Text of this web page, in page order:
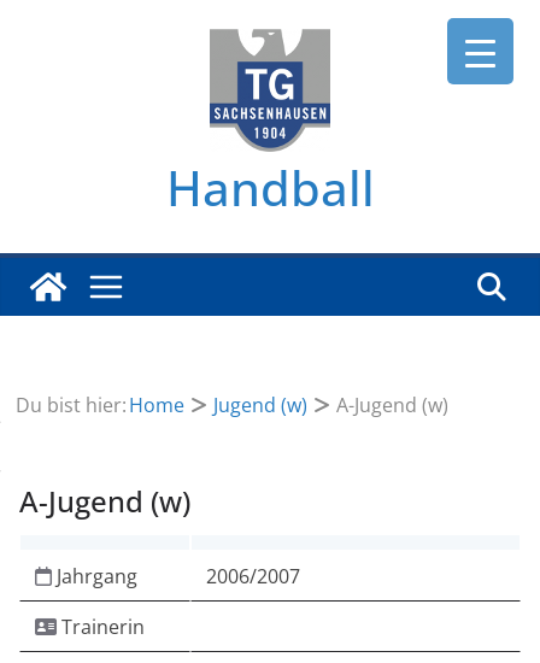
Handball
Du bist hier:Home Jugend (w) A-Jugend (w)
A-Jugend (w)
Jahrgang
2006/2007
Trainerin